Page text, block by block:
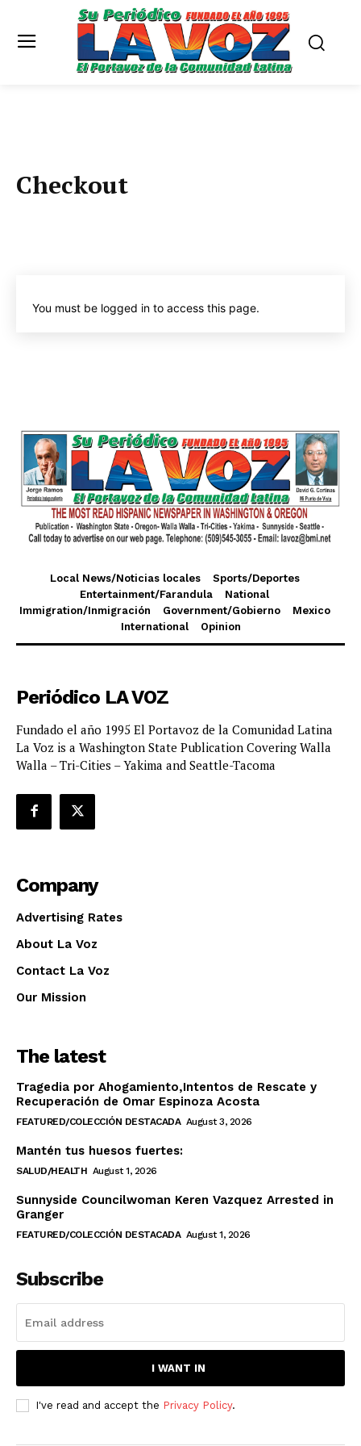
Checkout
You must be logged in to access this page.
Local News/Noticias locales
Sports/Deportes
Entertainment/Farandula
National
Immigration/Inmigración
Government/Gobierno
Mexico
International
Opinion
Periódico LA VOZ
Fundado el año 1995 El Portavoz de la Comunidad Latina
La Voz is a Washington State Publication Covering Walla
Walla – Tri-Cities – Yakima and Seattle-Tacoma
Company
Advertising Rates
About La Voz
Contact La Voz
Our Mission
The latest
Tragedia por Ahogamiento,Intentos de Rescate y
Recuperación de Omar Espinoza Acosta
FEATURED/COLECCIÓN DESTACADA August 3, 2026
Mantén tus huesos fuertes:
SALUD/HEALTH August 1, 2026
Sunnyside Councilwoman Keren Vazquez Arrested in
Granger
FEATURED/COLECCIÓN DESTACADA August 1, 2026
Subscribe
I WANT IN
I've read and accept the Privacy Policy.